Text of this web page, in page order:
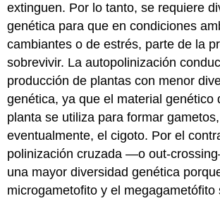
extinguen. Por lo tanto, se requiere
genética para que en condiciones
cambiantes o de estrés, parte de la
sobrevivir. La autopolinización
producción de plantas con menor
genética, ya que el material genético
planta se utiliza para formar
eventualmente, el cigoto. Por el
polinización cruzada —o out-
una mayor diversidad genética
microgametofito y el megagametófito